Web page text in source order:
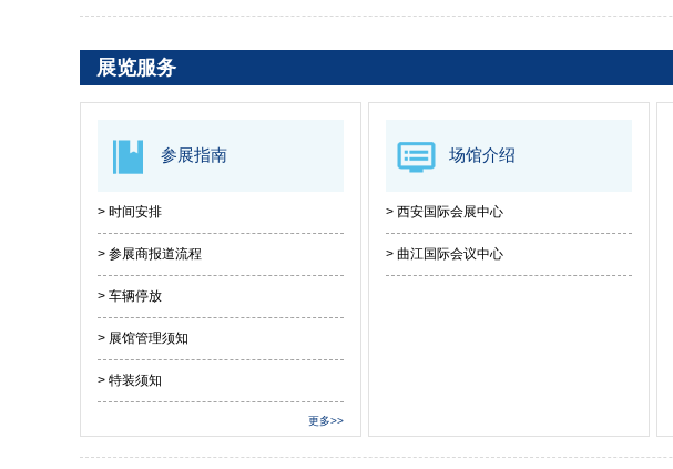
展览服务
参展指南
> 时间安排
> 参展商报道流程
> 车辆停放
> 展馆管理须知
> 特装须知
更多>>
场馆介绍
> 西安国际会展中心
> 曲江国际会议中心